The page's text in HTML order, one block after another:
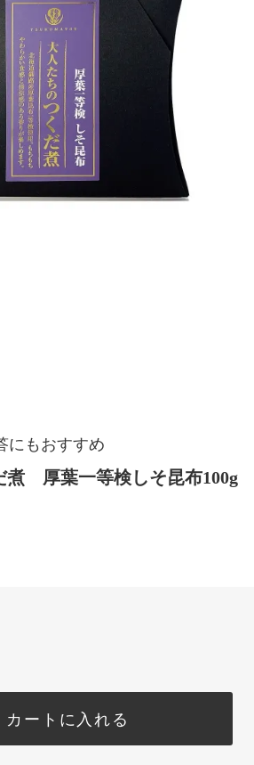
にもおすすめ
煮 厚葉一等検しそ昆布100g
カートに入れる